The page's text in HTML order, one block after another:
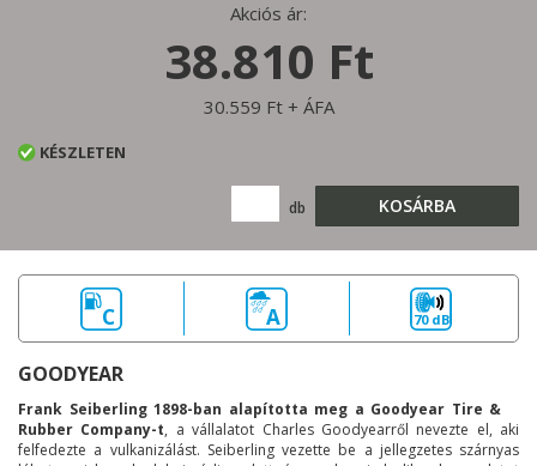
Akciós ár:
38.810 Ft
30.559 Ft + ÁFA
KÉSZLETEN
db KOSÁRBA
C A 70 dB
GOODYEAR
Frank Seiberling 1898-ban alapította meg a Goodyear Tire &
Rubber Company-t, a vállalatot Charles Goodyearről nevezte el, aki
felfedezte a vulkanizálást. Seiberling vezette be a jellegzetes szárnyas